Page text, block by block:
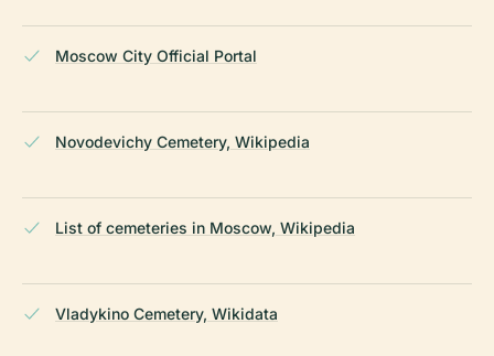
Moscow City Official Portal
Novodevichy Cemetery, Wikipedia
List of cemeteries in Moscow, Wikipedia
Vladykino Cemetery, Wikidata